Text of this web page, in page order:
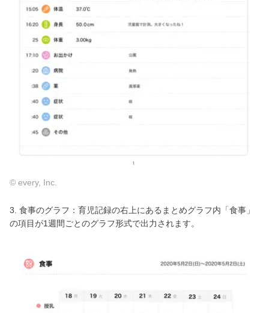
© every, Inc.
3. 食事のグラフ：育児記録の右上にあるまとめグラフ内「食事」
の項目が1週間ごとのグラフ形式で出力されます。